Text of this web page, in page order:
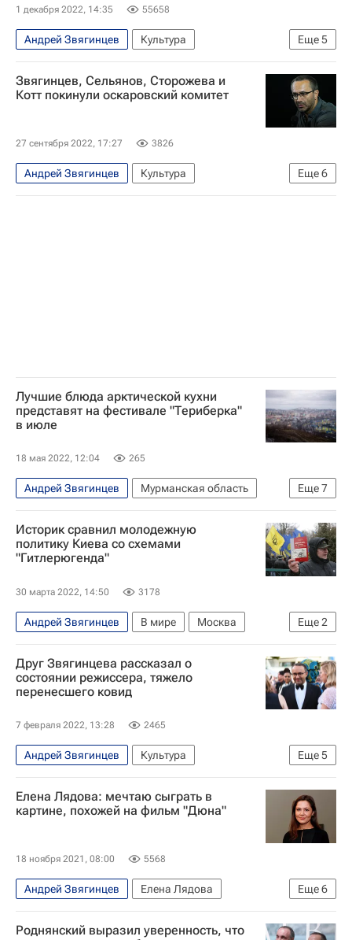
1 декабря 2022, 14:35 55658
Еще5
Андрей Звягинцев
Культура
Новости культуры
Знаменитости
звезды
Алексей Учитель
Виктор Цой
Звягинцев, Сельянов, Сторожева и
Котт покинули оскаровский комитет
27 сентября 2022, 17:27 3826
Еще6
Андрей Звягинцев
Культура
Новости культуры
Владимир Котт
Лучшие блюда арктической кухни
представят на фестивале "Териберка"
в июле
18 мая 2022, 12:04 265
Еще7
Андрей Звягинцев
Мурманская область
Мурманская область
Россия
Баренцево море
Арктический совет
Почта России
Русское географическое общество
Историк сравнил молодежную
политику Киева со схемами
"Гитлерюгенда"
30 марта 2022, 14:50 3178
Еще2
Андрей Звягинцев В мире
Москва
Украина
Единая Россия
Друг Звягинцева рассказал о
состоянии режиссера, тяжело
перенесшего ковид
7 февраля 2022, 13:28 2465
Еще5
Андрей Звягинцев
Культура
Новости культуры
Павел Деревянко
Любовь Толкалина
Коронавирус COVID-19
Елена Лядова: мечтаю сыграть в
картине, похожей на фильм "Дюна"
18 ноября 2021, 08:00 5568
Еще6
Андрей Звягинцев
Елена Лядова
Алексей Герман-младший
Россия
Культура
Знаменитости
что посмотреть
Роднянский выразил уверенность, что